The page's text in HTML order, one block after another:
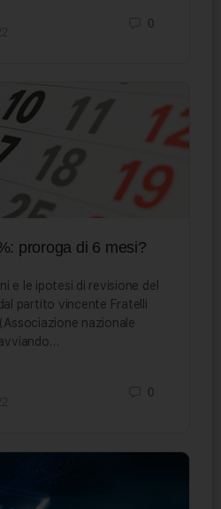
0
proroga di 6 mesi?
e le ipotesi di revisione del
partito vincente Fratelli
(Associazione nazionale
0